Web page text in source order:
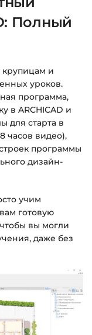
8
к
придёт вам
по
— в
Полный
крупицам и
уроков.
программа,
в ARCHICAD и
для старта в
часов видео),
программы
дизайн-
учим
готовую
вы могли
даже без